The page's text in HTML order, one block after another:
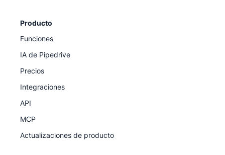
Producto
Funciones
IA de Pipedrive
Precios
Integraciones
API
MCP
Actualizaciones de producto